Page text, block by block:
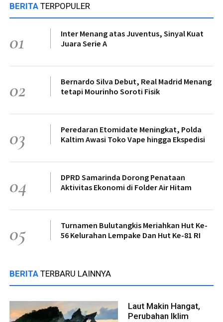
BERITA TERPOPULER
01
Inter Menang atas Juventus, Sinyal Kuat
Juara Serie A
02
Bernardo Silva Debut, Real Madrid Menang
tetapi Mourinho Soroti Fisik
03
Peredaran Etomidate Meningkat, Polda
Kaltim Awasi Toko Vape hingga Ekspedisi
04
DPRD Samarinda Dorong Penataan
Aktivitas Ekonomi di Folder Air Hitam
05
Turnamen Bulutangkis Meriahkan Hut Ke-
56 Kelurahan Lempake Dan Hut Ke-81 RI
BERITA TERBARU LAINNYA
Laut Makin Hangat,
Perubahan Iklim